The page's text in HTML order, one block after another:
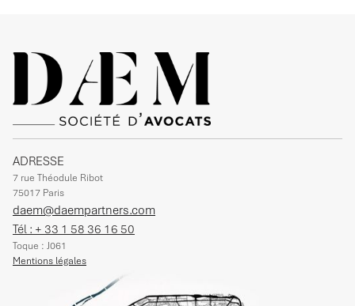
ADRESSE
7 rue Théodule Ribot
75017 Paris
daem@daempartners.com
Tél : + 33 1 58 36 16 50
Toque : J061
Mentions légales